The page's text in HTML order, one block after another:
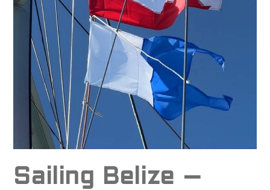
Sailing Belize –